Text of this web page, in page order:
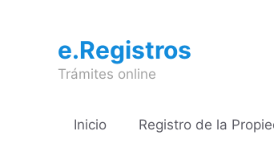
contenidoe.Registros
Trámites online
Inicio Registro de la